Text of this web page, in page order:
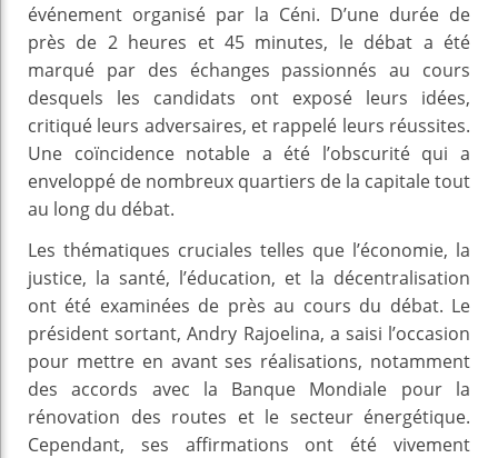
événement organisé par la Céni. D’une durée de
près de 2 heures et 45 minutes, le débat a été
marqué par des échanges passionnés au cours
desquels les candidats ont exposé leurs idées,
critiqué leurs adversaires, et rappelé leurs réussites.
Une coïncidence notable a été l’obscurité qui a
enveloppé de nombreux quartiers de la capitale tout
au long du débat.
Les thématiques cruciales telles que l’économie, la
justice, la santé, l’éducation, et la décentralisation
ont été examinées de près au cours du débat. Le
président sortant, Andry Rajoelina, a saisi l’occasion
pour mettre en avant ses réalisations, notamment
des accords avec la Banque Mondiale pour la
rénovation des routes et le secteur énergétique.
Cependant, ses affirmations ont été vivement